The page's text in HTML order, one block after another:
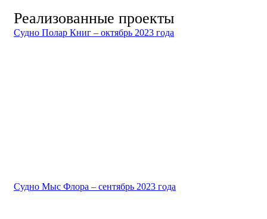
Реализованные проекты
Судно Полар Книг – октябрь 2023 года
Судно Мыс Флора – сентябрь 2023 года